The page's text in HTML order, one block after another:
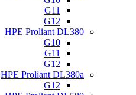
G11
G12
HPE Proliant DL380
G10
G11
G12
HPE Proliant DL380a
G12